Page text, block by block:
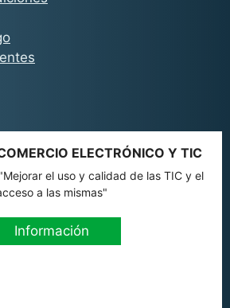
ELECTRÓNICO Y TIC
el uso y calidad de las TIC y el
a las mismas"
Información